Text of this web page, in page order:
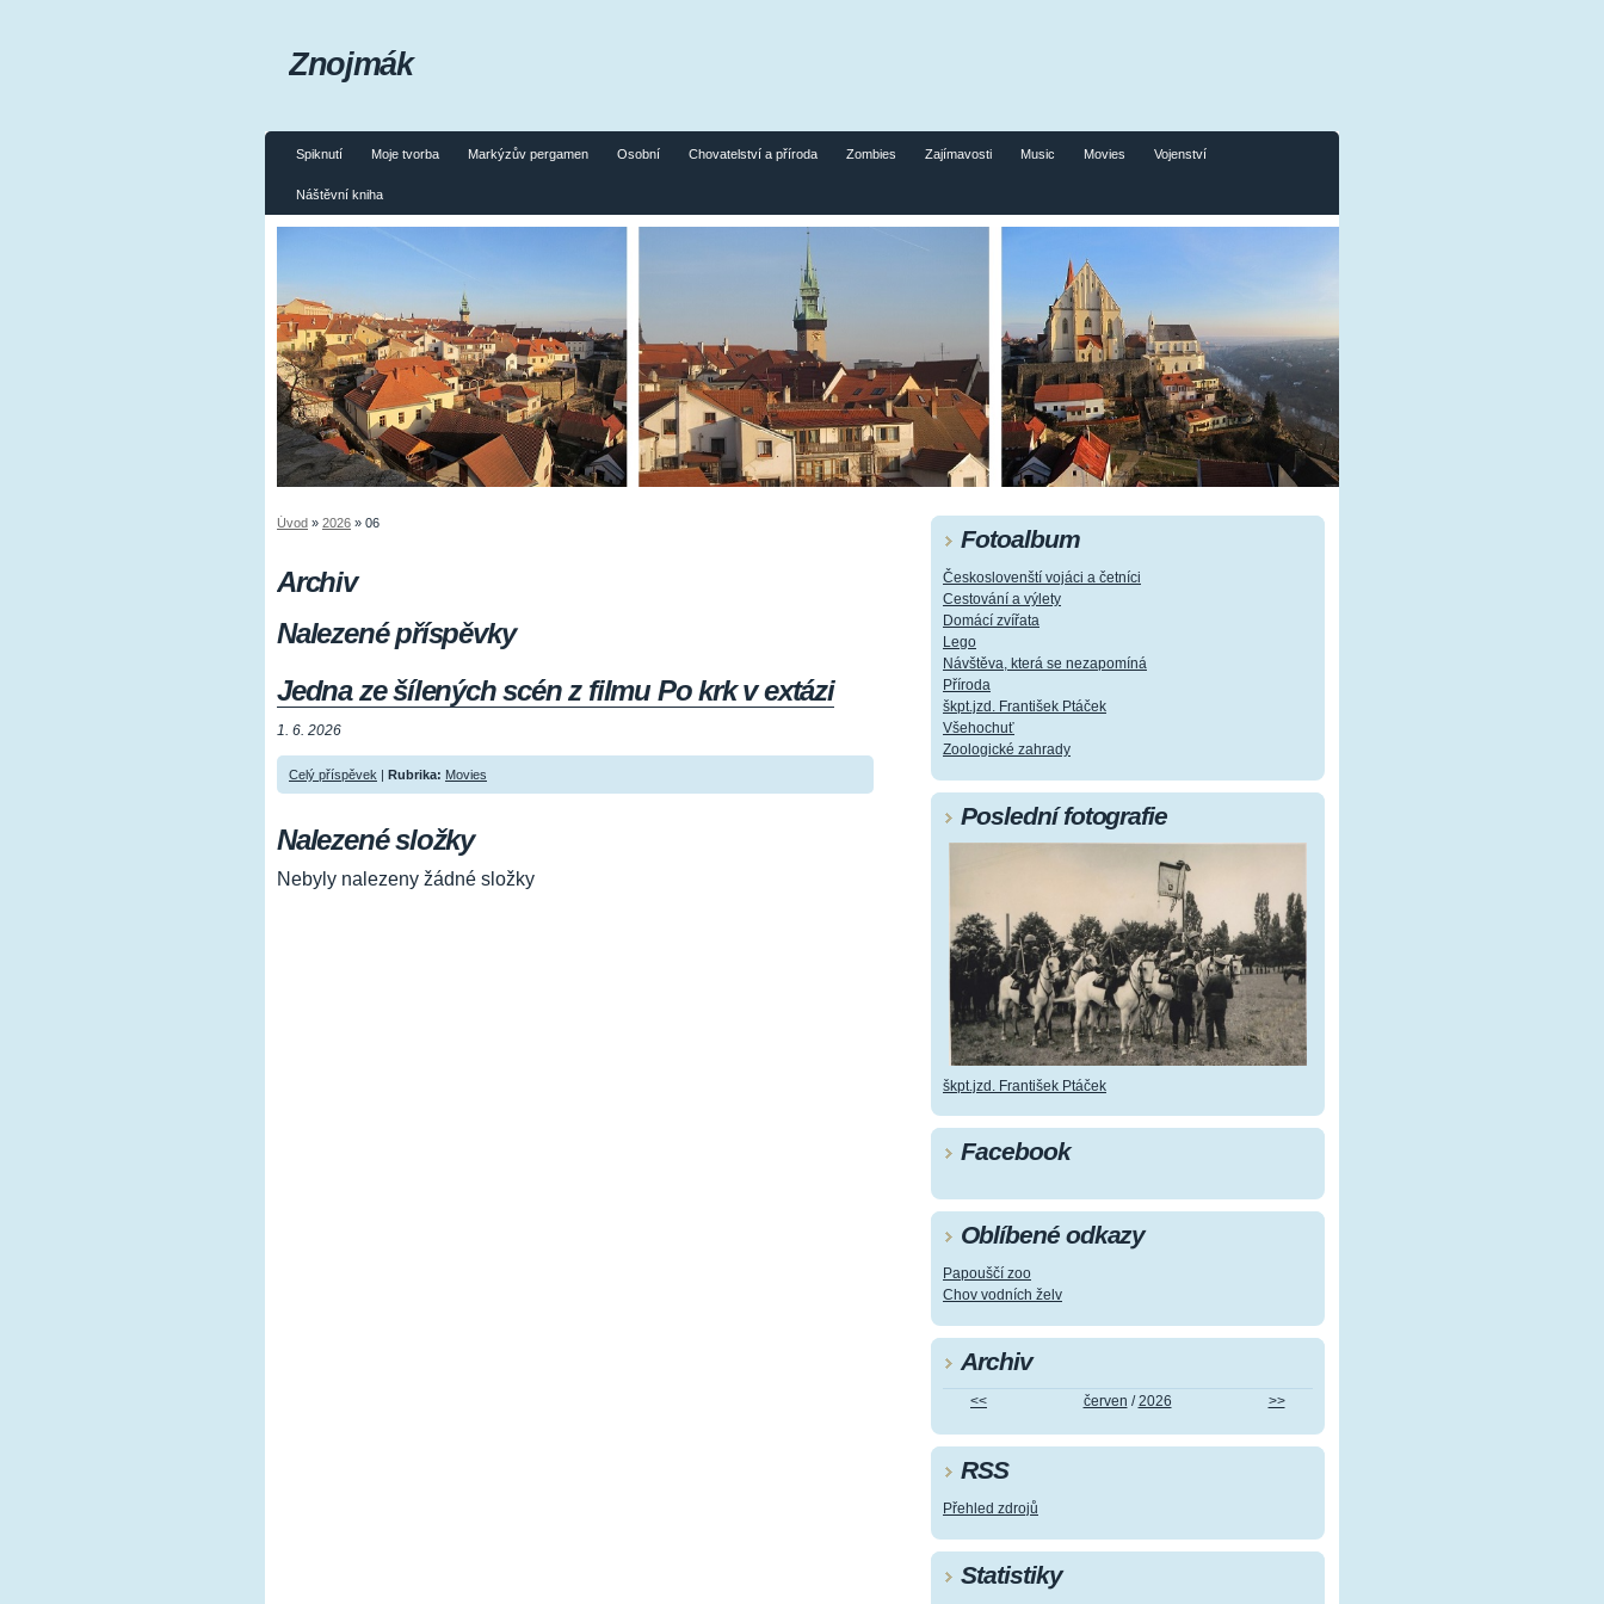
Spiknutí Moje tvorba Markýzův pergamen Osobní Chovatelství a příroda Zombies Zajímavosti Music Movies Vojenství
Náštěvní kniha
Znojmák
Úvod » 2026 » 06
Archiv
Nalezené příspěvky
Jedna ze šílených scén z filmu Po krk v extázi
1. 6. 2026
Celý příspěvek | Rubrika: Movies
Nalezené složky
Nebyly nalezeny žádné složky
Fotoalbum
Českoslovenští vojáci a četníci
Cestování a výlety
Domácí zvířata
Lego
Návštěva, která se nezapomíná
Příroda
škpt.jzd. František Ptáček
Všehochuť
Zoologické zahrady
Poslední fotografie
škpt.jzd. František Ptáček
Facebook
Oblíbené odkazy
Papouščí zoo
Chov vodních želv
Archiv
<< červen /2026 >>
RSS
Přehled zdrojů
Statistiky